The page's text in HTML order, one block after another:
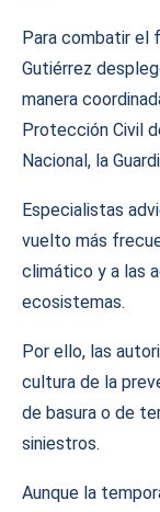
Para combatir el
Gutiérrez
manera
Protección Civil
Nacional, la
Especialistas
vuelto más
climático y a las
ecosistemas.
Por ello, las
cultura de la
de basura o de
siniestros.
Aunque la